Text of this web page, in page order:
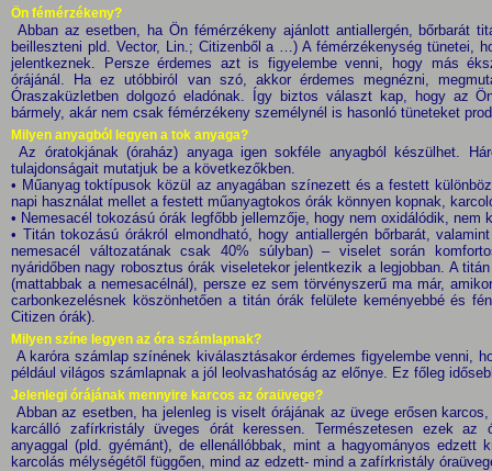
Ön fémérzékeny?
Abban az esetben, ha Ön fémérzékeny ajánlott antiallergén, bőrbarát
beilleszteni pld. Vector, Lin.; Citizenből a …) A fémérzékenység tünetei,
jelentkeznek. Persze érdemes azt is figyelembe venni, hogy más
órájánál. Ha ez utóbbiról van szó, akkor érdemes megnézni,
Óraszaküzletben dolgozó eladónak. Így biztos választ kap, hogy az
bármely, akár nem csak fémérzékeny személynél is hasonló tüneteket
Milyen anyagból legyen a tok anyaga?
Az óratokjának (óraház) anyaga igen sokféle anyagból készülhet.
tulajdonságait mutatjuk be a következőkben.
• Műanyag toktípusok közül az anyagában színezett és a festett
napi használat mellet a festett műanyagtokos órák könnyen kopnak,
• Nemesacél tokozású órák legfőbb jellemzője, hogy nem oxidálódik, nem
• Titán tokozású órákról elmondható, hogy antiallergén bőrbarát,
nemesacél változatának csak 40% súlyban) – viselet során
nyáridőben nagy robosztus órák viseletekor jelentkezik a legjobban. A
(mattabbak a nemesacélnál), persze ez sem törvényszerű ma már,
carbonkezelésnek köszönhetően a titán órák felülete keményebbé és
Citizen órák).
Milyen színe legyen az óra számlapnak?
A karóra számlap színének kiválasztásakor érdemes figyelembe venni,
például világos számlapnak a jól leolvashatóság az előnye. Ez főleg
Jelenlegi órájának mennyire karcos az óraüvege?
Abban az esetben, ha jelenleg is viselt órájának az üvege erősen
karcálló zafírkristály üveges órát keressen. Természetesen ezek az
anyaggal (pld. gyémánt), de ellenállóbbak, mint a hagyományos edzett
karcolás mélységétől függően, mind az edzett- mind a zafírkristály